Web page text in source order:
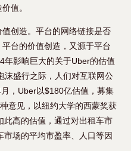
值。
创造。平台的网络链接是否
台的价值创造，又源于平台
年影响巨大的关于Uber的估值
沫盛行之际，人们对互联网公
，Uber以$180亿估值，募集
意见，以纽约大学的西蒙奖获
此高的估值，通过对出租车市
场的平均市盈率、人口等因